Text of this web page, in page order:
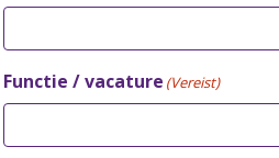
Functie / vacature (Vereist)